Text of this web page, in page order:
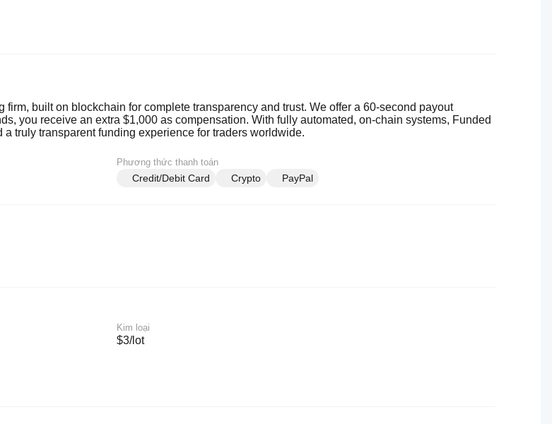
firm, built on blockchain for complete transparency and trust. We offer a 60-second payout
you receive an extra $1,000 as compensation. With fully automated, on-chain systems, Funded
truly transparent funding experience for traders worldwide.
Phương thức thanh toán
Credit/Debit Card Crypto PayPal
Kim loại
$3/lot